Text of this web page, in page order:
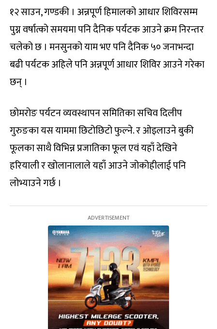
१२ साउन, गण्डकी । अन्नपूर्ण हिमालको आधार शिविरसम्म
पुग्न वर्षात्को समयमा पनि दैनिक पर्यटक आउने क्रम निरन्तर
चलेको छ । मनसुनको याम भए पनि दैनिक ५० जनाभन्दा
बढी पर्यटक अहिले पनि अन्नपूर्ण आधार शिविर आउने गरेका
छन् ।
छोमरोङ पर्यटन व्यवस्थापन समितिका सचिव दिलीप
गुरुङका यस याममा छिटोछिटो फुल्ने. र ओइलाउने बुकी
फूलका साथै विभिन्न प्रजातिका फूल एवं यहाँ देखिने
हरियाली र खोलानालाले यहाँ आउने जोकोहीलाई पनि
लोभ्याउने गर्छ ।